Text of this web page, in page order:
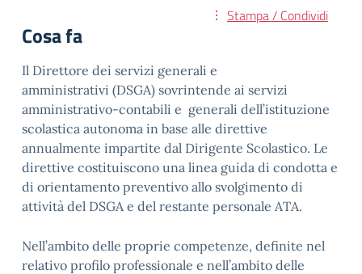
Stampa / Condividi
Cosa fa
Il Direttore dei servizi generali e
amministrativi (DSGA) sovrintende ai servizi
amministrativo-contabili e generali dell’istituzione
scolastica autonoma in base alle direttive
annualmente impartite dal Dirigente Scolastico. Le
direttive costituiscono una linea guida di condotta e
di orientamento preventivo allo svolgimento di
attività del DSGA e del restante personale ATA.
Nell’ambito delle proprie competenze, definite nel
relativo profilo professionale e nell’ambito delle